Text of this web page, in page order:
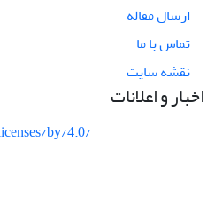
ارسال مقاله
تماس با ما
نقشه سایت
اخبار و اعلانات
by/4.0/